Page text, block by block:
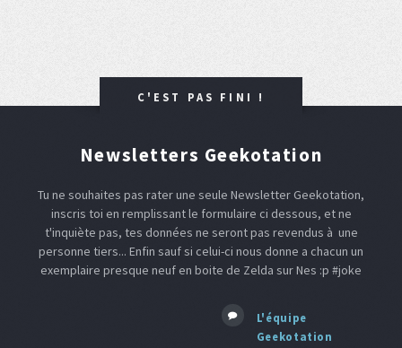
C'EST PAS FINI !
Newsletters Geekotation
Tu ne souhaites pas rater une seule Newsletter Geekotation,
inscris toi en remplissant le formulaire ci dessous, et ne
t'inquiète pas, tes données ne seront pas revendus à une
personne tiers... Enfin sauf si celui-ci nous donne a chacun un
exemplaire presque neuf en boite de Zelda sur Nes :p #joke
L'équipe
Geekotation